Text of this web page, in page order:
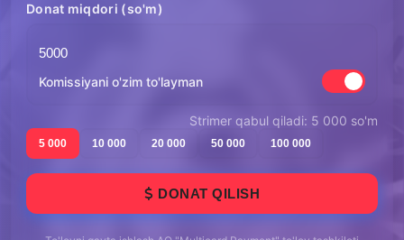
Donat miqdori (so'm)
Komissiyani o'zim to'layman
Strimer qabul qiladi: 5 000 so'm
5 000 10 000 20 000 50 000 100 000
DONAT QILISH